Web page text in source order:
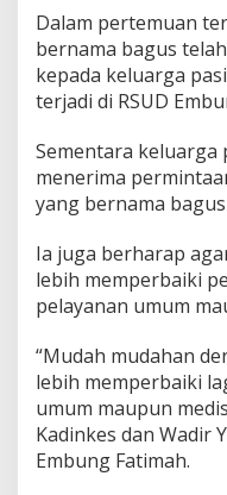
t
R
S
U
D
m
b
u
n
F
a
t
i
a
h
:
K
a
m
Dalam pertemuan
bernama bagus
kepada keluarga
terjadi di RSUD
Sementara keluarga
menerima
yang bernama
Ia juga berharap
lebih memperbaiki
pelayanan umum
“Mudah mudahan
lebih memperbaiki
umum maupun
Kadinkes dan Wadir
Embung Fatimah.